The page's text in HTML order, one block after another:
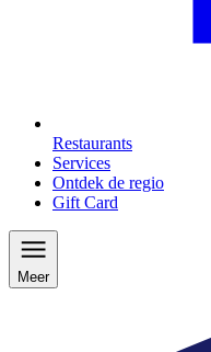
Restaurants
Services
Ontdek de regio
Gift Card
Meer